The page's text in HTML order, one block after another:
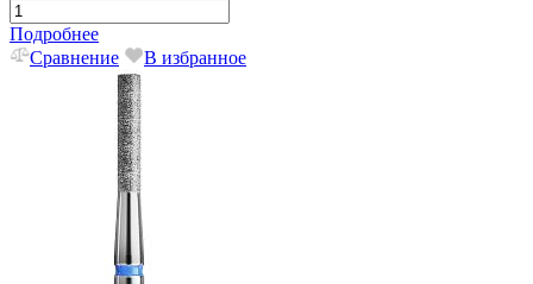
Подробнее
Сравнение
В избранное